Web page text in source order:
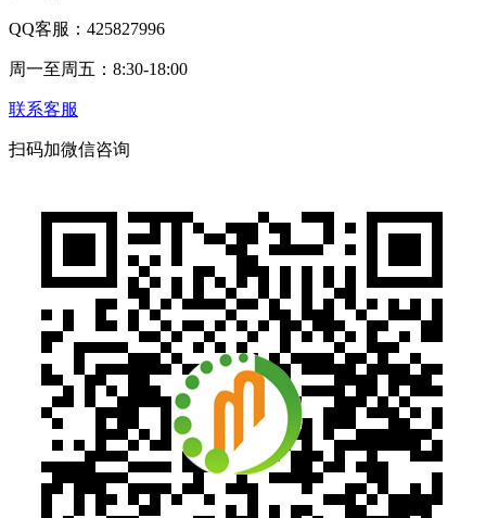
QQ客服：425827996
周一至周五：8:30-18:00
联系客服
扫码加微信咨询